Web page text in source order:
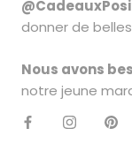
donner de
Nous avons
notre jeune